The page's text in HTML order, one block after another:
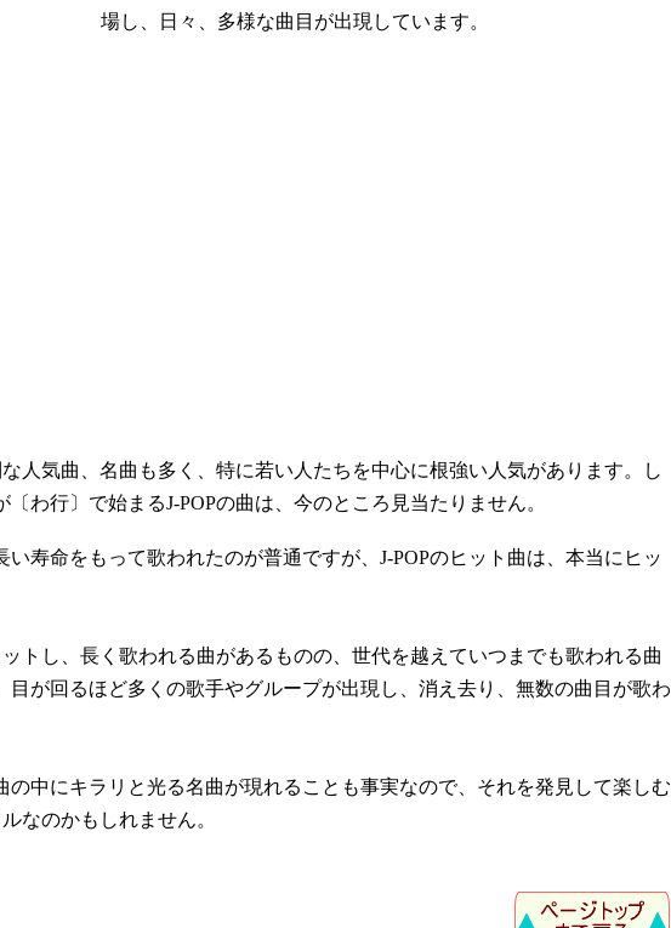
場し、日々、多様な曲目が出現しています。
人気曲、名曲も多く、特に若い人たちを中心に根強い人気があります。し
わ行〕で始まるJ-POPの曲は、今のところ見当たりません。
寿命をもって歌われたのが普通ですが、J-POPのヒット曲は、本当にヒッ
トし、長く歌われる曲があるものの、世代を越えていつまでも歌われる曲
目が回るほど多くの歌手やグループが出現し、消え去り、無数の曲目が歌わ
中にキラリと光る名曲が現れることも事実なので、それを発見して楽しむ
なのかもしれません。